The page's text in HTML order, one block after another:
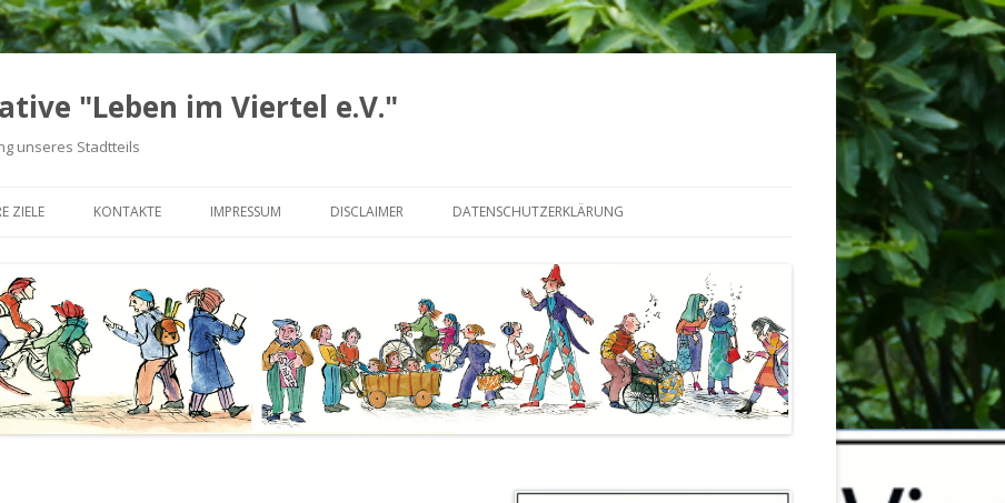
"Leben im Viertel e.V."
unseres Stadtteils
Inhalt
ZIELE KONTAKTE IMPRESSUM DISCLAIMER DATENSCHUTZERKLÄRUNG